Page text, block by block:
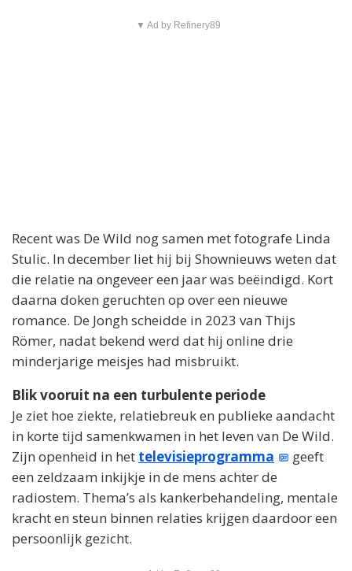
▼ Ad by Refinery89
Recent was De Wild nog samen met fotografe Linda
Stulic. In december liet hij bij Shownieuws weten dat
die relatie na ongeveer een jaar was beëindigd. Kort
daarna doken geruchten op over een nieuwe
romance. De Jongh scheidde in 2023 van Thijs
Römer, nadat bekend werd dat hij online drie
minderjarige meisjes had misbruikt.
Blik vooruit na een turbulente periode
Je ziet hoe ziekte, relatiebreuk en publieke aandacht
in korte tijd samenkwamen in het leven van De Wild.
Zijn openheid in het televisieprogramma
geeft
een zeldzaam inkijkje in de mens achter de
radiostem. Thema’s als kankerbehandeling, mentale
kracht en steun binnen relaties krijgen daardoor een
persoonlijk gezicht.